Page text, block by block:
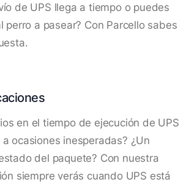
de UPS llega a tiempo o puedes
perro a pasear? Con Parcello sabes
en el tiempo de ejecución de UPS
ocasiones inesperadas? ¿Un
del paquete? Con nuestra
siempre verás cuando UPS está